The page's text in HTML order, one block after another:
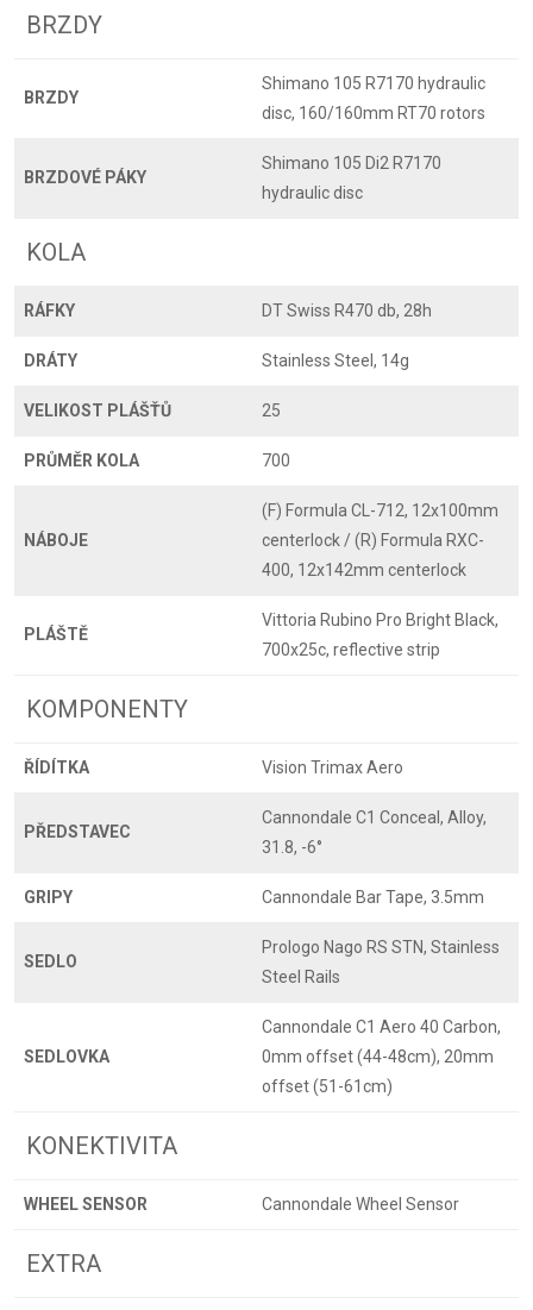
BRZDY
BRZDY
Shimano 105 R7170 hydraulic
disc, 160/160mm RT70 rotors
BRZDOVÉ PÁKY
Shimano 105 Di2 R7170
hydraulic disc
KOLA
RÁFKY DT Swiss R470 db, 28h
DRÁTY Stainless Steel, 14g
VELIKOST PLÁŠŤŮ 25
PRŮMĚR KOLA 700
NÁBOJE
(F) Formula CL-712, 12x100mm
centerlock / (R) Formula RXC-
400, 12x142mm centerlock
PLÁŠTĚ
Vittoria Rubino Pro Bright Black,
700x25c, reflective strip
KOMPONENTY
ŘÍDÍTKA Vision Trimax Aero
PŘEDSTAVEC
Cannondale C1 Conceal, Alloy,
31.8, -6°
GRIPY Cannondale Bar Tape, 3.5mm
SEDLO
Prologo Nago RS STN, Stainless
Steel Rails
SEDLOVKA
Cannondale C1 Aero 40 Carbon,
0mm offset (44-48cm), 20mm
offset (51-61cm)
KONEKTIVITA
WHEEL SENSOR Cannondale Wheel Sensor
EXTRA